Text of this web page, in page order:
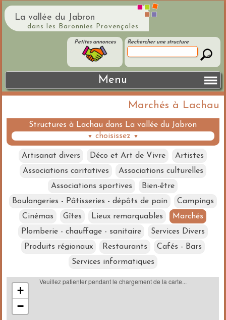
La vallée du Jabron
dans les Baronnies Provençales
Rechercher une structure
Petites annonces
Menu
Marchés à Lachau
Structures à Lachau dans La vallée du Jabron
▼ choisissez ▼
Artisanat divers Déco et Art de Vivre
Artistes
Associations caritatives
Associations culturelles
Associations sportives
Bien-être
Boulangeries - Pâtisseries - dépôts de pain
Campings
Cinémas
Gîtes Lieux remarquables
Marchés
Plomberie - chauffage - sanitaire
Services Divers
Produits régionaux
Restaurants
Cafés - Bars
Services informatiques